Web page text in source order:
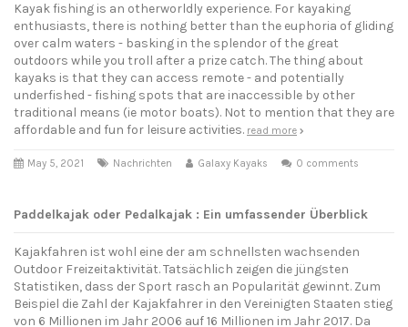
Kayak fishing is an otherworldly experience. For kayaking
enthusiasts, there is nothing better than the euphoria of gliding
over calm waters - basking in the splendor of the great
outdoors while you troll after a prize catch. The thing about
kayaks is that they can access remote - and potentially
underfished - fishing spots that are inaccessible by other
traditional means (ie motor boats). Not to mention that they are
affordable and fun for leisure activities. read more
May 5, 2021 Nachrichten Galaxy Kayaks 0 comments
Paddelkajak oder Pedalkajak : Ein umfassender Überblick
Kajakfahren ist wohl eine der am schnellsten wachsenden
Outdoor Freizeitaktivität. Tatsächlich zeigen die jüngsten
Statistiken, dass der Sport rasch an Popularität gewinnt. Zum
Beispiel die Zahl der Kajakfahrer in den Vereinigten Staaten stieg
von 6 Millionen im Jahr 2006 auf 16 Millionen im Jahr 2017. Da